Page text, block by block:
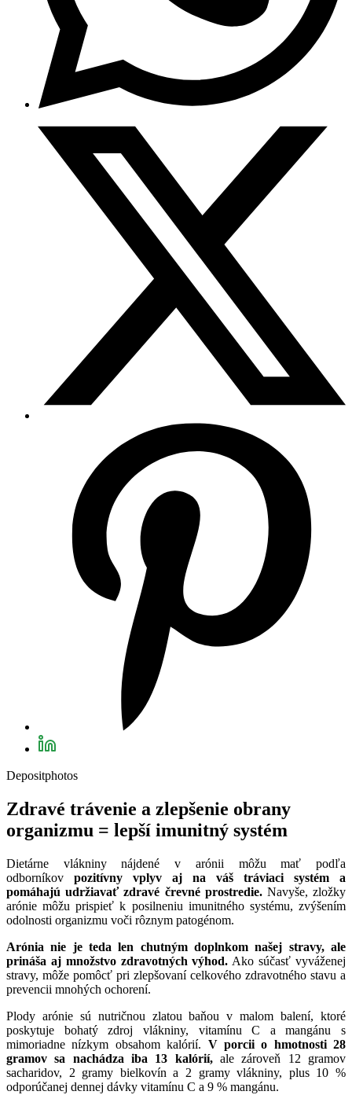
Depositphotos
Zdravé trávenie a zlepšenie obrany
organizmu = lepší imunitný systém
Dietárne vlákniny nájdené v arónii môžu mať podľa
odborníkov pozitívny vplyv aj na váš tráviaci systém a
pomáhajú udržiavať zdravé črevné prostredie.Navyše, zložky
arónie môžu prispieť k posilneniu imunitného systému, zvýšením
odolnosti organizmu voči rôznym patogénom.
Arónia nie je teda len chutným doplnkom našej stravy, ale
prináša aj množstvo zdravotných výhod. Ako súčasť vyváženej
stravy, môže pomôcť pri zlepšovaní celkového zdravotného stavu a
prevencii mnohých ochorení.
Plody arónie sú nutričnou zlatou baňou v malom balení, ktoré
poskytuje bohatý zdroj vlákniny, vitamínu C a mangánu s
mimoriadne nízkym obsahom kalórií. V porcii o hmotnosti 28
gramov sa nachádza iba 13 kalórií, ale zároveň 12 gramov
sacharidov, 2 gramy bielkovín a 2 gramy vlákniny, plus 10 %
odporúčanej dennej dávky vitamínu C a 9 % mangánu.